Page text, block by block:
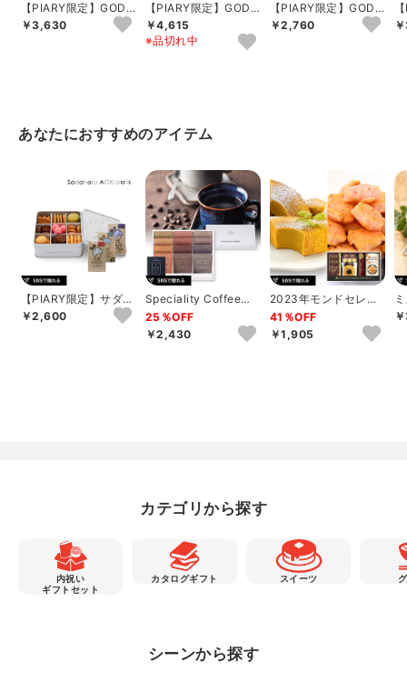
【PIARY限定】GODIV
A パティスリー アソ
ートメ...
￥3,630
【PIARY限定】GODIV
A パティスリー アソ
ートメ...
￥4,615
※品切れ中
【PIARY限定】GODIV
A パティスリーアソー
トメン...
￥2,760
A
あなたにおすすめのアイテム
【PIARY限定】サダハ
ル アオキ パリ コフレ
アソー...
￥2,600
Speciality Coffeeセ
ットC
25％OFF
￥2,430
2023年モンドセレク
ション銀賞受賞 セイ
コー珈琲＆和洋...
41％OFF
￥1,905
カテゴリから探す
内祝い
ギフトセット
カタログギフト スイーツ
シーンから探す